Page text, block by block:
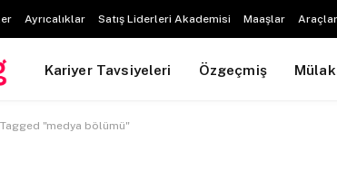
Ayrıcalıklar Satış Liderleri Akademisi Maaşlar Araçlar
Kariyer Tavsiyeleri Özgeçmiş
"medya bölümü"